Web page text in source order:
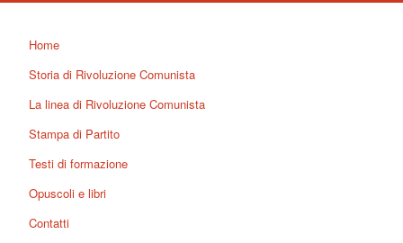
Home
Storia di Rivoluzione Comunista
La linea di Rivoluzione Comunista
Stampa di Partito
Testi di formazione
Opuscoli e libri
Contatti